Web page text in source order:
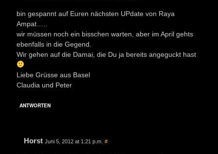
bin gespannt auf Euren nächsten UPdate von Raya
Ampat…..
wir müssen noch ein bisschen warten, aber im April gehts
ebenfalls in die Gegend.
Wir gehen auf die Damai, die Du ja bereits angeguckt hast
Liebe Grüsse aus Basel
Claudia und Peter
ANTWORTEN
Horst Juni 5, 2012 at 1:21 p.m. #